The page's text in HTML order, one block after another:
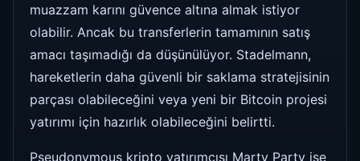
muazzam karını güvence altına almak istiyor
olabilir. Ancak bu transferlerin tamamının satış
amacı taşımadığı da düşünülüyor. Stadelmann,
hareketlerin daha güvenli bir saklama stratejisinin
parçası olabileceğini veya yeni bir Bitcoin projesi
yatırımı için hazırlık olabileceğini belirtti.
Pseudonymous kripto yatırımcısı Marty Party ise